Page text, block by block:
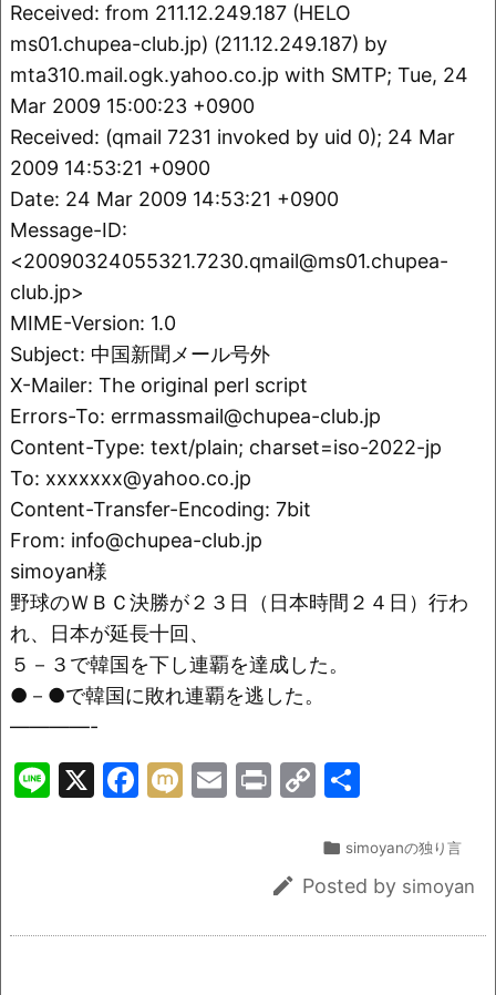
Received: from 211.12.249.187 (HELO
ms01.chupea-club.jp) (211.12.249.187) by
mta310.mail.ogk.yahoo.co.jp with SMTP; Tue, 24
Mar 2009 15:00:23 +0900
Received: (qmail 7231 invoked by uid 0); 24 Mar
2009 14:53:21 +0900
Date: 24 Mar 2009 14:53:21 +0900
Message-ID:
<20090324055321.7230.qmail@ms01.chupea-
club.jp>
MIME-Version: 1.0
Subject: 中国新聞メール号外
X-Mailer: The original perl script
Errors-To: errmassmail@chupea-club.jp
Content-Type: text/plain; charset=iso-2022-jp
To: xxxxxxx@yahoo.co.jp
Content-Transfer-Encoding: 7bit
From: info@chupea-club.jp
simoyan様
野球のＷＢＣ決勝が２３日（日本時間２４日）行わ
れ、日本が延長十回、
５－３で韓国を下し連覇を達成した。
●－●で韓国に敗れ連覇を逃した。
————-
Li X
F
M E
Pr C
p
y
 simoyanの独り言
 Posted by simoyan